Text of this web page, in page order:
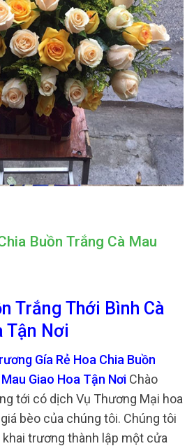
Buồn Trắng Cà Mau
Trắng Thới Bình Cà
Tận Nơi
Gía Rẻ Hoa Chia Buồn
Giao Hoa Tận Nơi Chào
tới có dịch Vụ Thương Mại hoa
bèo của chúng tôi. Chúng tôi
trương thành lập một cửa